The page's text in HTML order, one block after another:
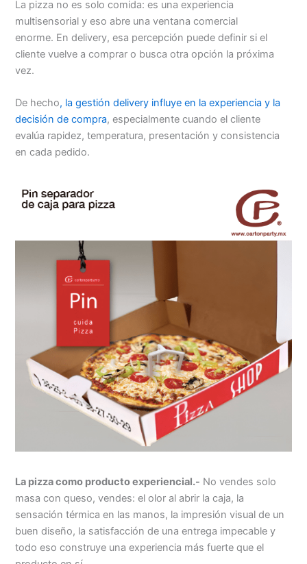
La pizza no es solo comida: es una experiencia
multisensorial y eso abre una ventana comercial
enorme. En delivery, esa percepción puede definir si el
cliente vuelve a comprar o busca otra opción la próxima
vez.
De hecho, la gestión delivery influye en la experiencia y la
decisión de compra, especialmente cuando el cliente
evalúa rapidez, temperatura, presentación y consistencia
en cada pedido.
La pizza como producto experiencial.- No vendes solo
masa con queso, vendes: el olor al abrir la caja, la
sensación térmica en las manos, la impresión visual de un
buen diseño, la satisfacción de una entrega impecable y
todo eso construye una experiencia más fuerte que el